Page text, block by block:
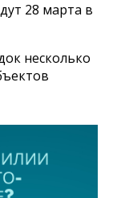
28 марта в
несколько